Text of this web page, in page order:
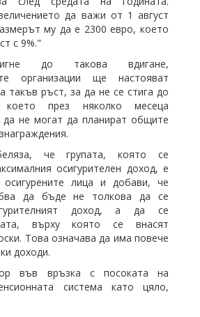
да важи от 1 август
му да е 2300 евро, което
с 9%."
до такова вдигане,
организации ще настояват
такъв ръст, за да не се стига до
през няколко месеца
да не могат да планират общите
че групата, която се
осигурителен доход, е
лица и добави, че
да бъде не толкова да се
доход, а да се
върху която се внасят
Това означава да има повече
доходи.
във връзка с посоката на
система като цяло,